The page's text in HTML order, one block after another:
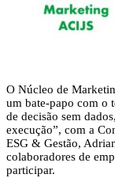
O Núcleo de
um bate-papo com o
de decisão sem
execução”, com a
ESG & Gestão,
colaboradores de
participar.